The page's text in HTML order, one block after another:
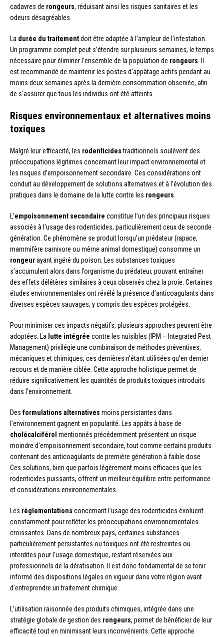
cadavres de rongeurs, réduisant ainsi les risques sanitaires et les
odeurs désagréables.
La durée du traitementdoit être adaptée à l’ampleur de l’infestation.
Un programme complet peut s’étendre sur plusieurs semaines, le temps
nécessaire pour éliminer l’ensemble de la population de rongeurs
est recommandé de maintenir les postes d’appâtage actifs pendant au
moins deux semaines après la dernière consommation observée, afin
de s’assurer que tous les individus ont été atteints.
Risques environnementaux et alternatives moins
toxiques
Malgré leur efficacité, les rodenticidestraditionnels soulèvent des
préoccupations légitimes concernant leur impact environnemental et
les risques d’empoisonnement secondaire. Ces considérations ont
conduit au développement de solutions alternatives et à l’évolution des
pratiques dans le domaine de la lutte contre les rongeurs
L’empoisonnement secondaire constitue l’un des principaux risques
associés à l’usage des rodenticides, particulièrement ceux de seconde
génération. Ce phénomène se produit lorsqu’un prédateur (rapace,
mammifère carnivore ou même animal domestique) consomme un
rongeurayant ingéré du poison. Les substances toxiques
s’accumulent alors dans l’organisme du prédateur, pouvant entraîner
des effets délétères similaires à ceux observés chez la proie. Certaines
études environnementales ont révélé la présence d’anticoagulants dans
diverses espèces sauvages, y compris des espèces protégées.
Pour minimiser ces impacts négatifs, plusieurs approches peuvent être
adoptées. La lutte intégrée contre les nuisibles (IPM – Integrated Pest
Management) privilégie une combinaison de méthodes préventives,
mécaniques et chimiques, ces dernières n’étant utilisées qu’en dernier
recours et de manière ciblée. Cette approche holistique permet de
réduire significativement les quantités de produits toxiques introduits
dans l’environnement.
Des formulations alternatives moins persistantes dans
l’environnement gagnent en popularité. Les appâts à base de
cholécalciférol mentionnés précédemment présentent un risque
moindre d’empoisonnement secondaire, tout comme certains produits
contenant des anticoagulants de première génération à faible dose.
Ces solutions, bien que parfois légèrement moins efficaces que les
rodenticides puissants, offrent un meilleur équilibre entre performance
et considérations environnementales.
Les réglementations concernant l’usage des rodenticides évoluent
constamment pour refléter les préoccupations environnementales
croissantes. Dans de nombreux pays, certaines substances
particulièrement persistantes ou toxiques ont été restreintes ou
interdites pour l’usage domestique, restant réservées aux
professionnels de la dératisation. Il est donc fondamental de se tenir
informé des dispositions légales en vigueur dans votre région avant
d’entreprendre un traitement chimique.
L’utilisation raisonnée des produits chimiques, intégrée dans une
stratégie globale de gestion des rongeurs, permet de bénéficier de leur
efficacité tout en minimisant leurs inconvénients. Cette approche